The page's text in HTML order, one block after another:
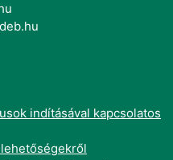
indításával kapcsolatos